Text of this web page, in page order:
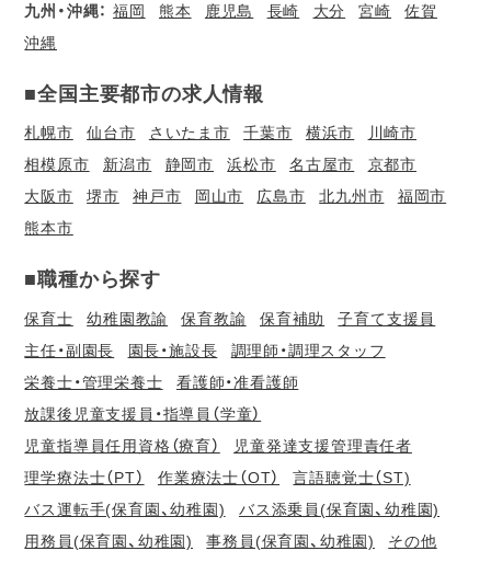
九州・沖縄： 福岡 熊本 鹿児島 長崎 大分 宮崎
佐賀
沖縄
■全国主要都市の求人情報
札幌市 仙台市 さいたま市 千葉市 横浜市
川崎市
相模原市
新潟市 静岡市 浜松市 名古屋市
京都市
大阪市
堺市 神戸市 岡山市 広島市 北九州市
福岡市
熊本市
■職種から探す
保育士 幼稚園教諭 保育教諭 保育補助
子育て支援員
主任・副園長
園長・施設長
調理師・調理スタッフ
栄養士・管理栄養士
看護師・准看護師
放課後児童支援員・指導員（学童）
児童指導員任用資格（療育）
児童発達支援管理責任者
理学療法士（PT）
作業療法士（OT）
言語聴覚士（ST)
バス運転手(保育園、幼稚園)
バス添乗員(保育園、幼稚園)
用務員(保育園、幼稚園)
事務員(保育園、幼稚園) その他